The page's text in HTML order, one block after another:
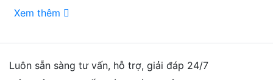
Xem thêm
Luôn sẵn sàng tư vấn, hỗ trợ, giải đáp 24/7